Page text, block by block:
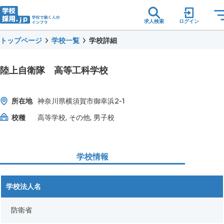
求人検索 ログイン
トップページ 学校一覧 学校詳細
陸上自衛隊 高等工科学校
所在地 神奈川県横須賀市御幸浜2-1
校種
高等学校, その他, 男子校
学校情報
学校法人名
防衛省